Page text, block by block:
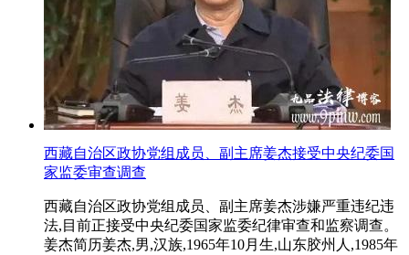
西藏自治区政协党组成员、副主席姜杰接受中央纪委国
家监委审查调查
西藏自治区政协党组成员、副主席姜杰涉嫌严重违纪违
法,目前正接受中央纪委国家监委纪律审查和监察调查。
姜杰简历姜杰,男,汉族,1965年10月生,山东胶州人,1985年